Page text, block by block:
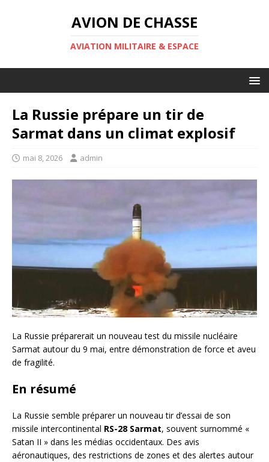
AVION DE CHASSE
AVIATION MILITAIRE & ESPACE
La Russie prépare un tir de
Sarmat dans un climat explosif
mai 8, 2026 admin
La Russie préparerait un nouveau test du missile nucléaire
Sarmat autour du 9 mai, entre démonstration de force et aveu
de fragilité.
En résumé
La Russie semble préparer un nouveau tir d’essai de son
missile intercontinental RS-28 Sarmat, souvent surnommé «
Satan II » dans les médias occidentaux. Des avis
aéronautiques, des restrictions de zones et des alertes autour